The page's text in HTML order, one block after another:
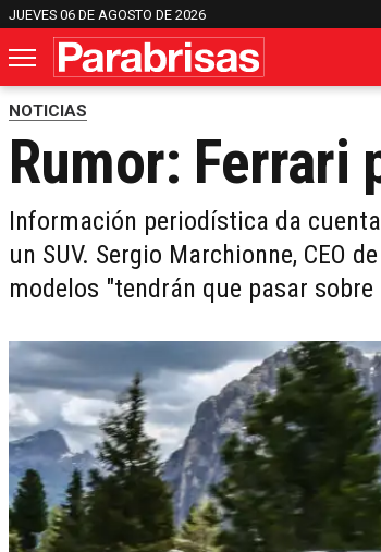
JUEVES 06 DE AGOSTO DE 2026
NOTICIAS
Rumor: Ferrari
Información periodística da
un SUV. Sergio Marchionne, CEO
modelos "tendrán que pasar sobre